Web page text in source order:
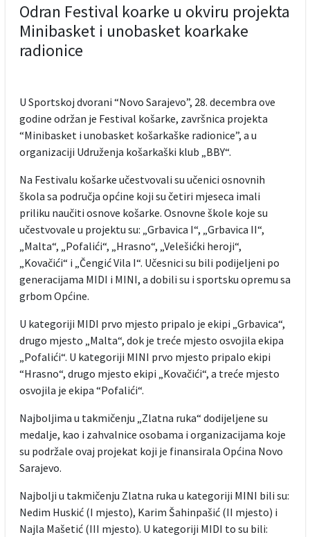
Odran Festival koarke u okviru projekta
Minibasket i unobasket koarkake
radionice
U Sportskoj dvorani “Novo Sarajevo”, 28. decembra ove
godine održan je Festival košarke, završnica projekta
“Minibasket i unobasket košarkaške radionice”, a u
organizaciji Udruženja košarkaški klub „BBY“.
Na Festivalu košarke učestvovali su učenici osnovnih
škola sa područja općine koji su četiri mjeseca imali
priliku naučiti osnove košarke. Osnovne škole koje su
učestvovale u projektu su: „Grbavica I“, „Grbavica II“,
„Malta“, „Pofalići“, „Hrasno“, „Velešićki heroji“,
„Kovačići“ i „Čengić Vila I“. Učesnici su bili podijeljeni po
generacijama MIDI i MINI, a dobili su i sportsku opremu sa
grbom Općine.
U kategoriji MIDI prvo mjesto pripalo je ekipi „Grbavica“,
drugo mjesto „Malta“, dok je treće mjesto osvojila ekipa
„Pofalići“. U kategoriji MINI prvo mjesto pripalo ekipi
“Hrasno“, drugo mjesto ekipi „Kovačići“, a treće mjesto
osvojila je ekipa “Pofalići“.
Najboljima u takmičenju „Zlatna ruka“ dodijeljene su
medalje, kao i zahvalnice osobama i organizacijama koje
su podržale ovaj projekat koji je finansirala Općina Novo
Sarajevo.
Najbolji u takmičenju Zlatna ruka u kategoriji MINI bili su:
Nedim Huskić (I mjesto), Karim Šahinpašić (II mjesto) i
Najla Mašetić (III mjesto). U kategoriji MIDI to su bili: